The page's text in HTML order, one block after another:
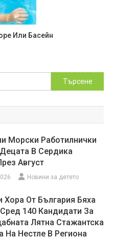
Или Басейн
Търсене
за:
Морски Работилнички
В Сердика
Август
Новини за детето
Хора От България Бяха
140 Кандидати За
Лятна Стажантска
На Нестле В Региона